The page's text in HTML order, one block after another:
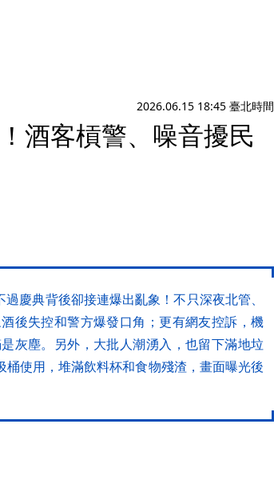
2026.06.15 18:45 臺北時間
酒客槓警、噪音擾民
慶典背後卻接連爆出亂象！不只深夜北管、
後失控和警方爆發口角；更有網友控訴，機
灰塵。另外，大批人潮湧入，也留下滿地垃
使用，堆滿飲料杯和食物殘渣，畫面曝光後